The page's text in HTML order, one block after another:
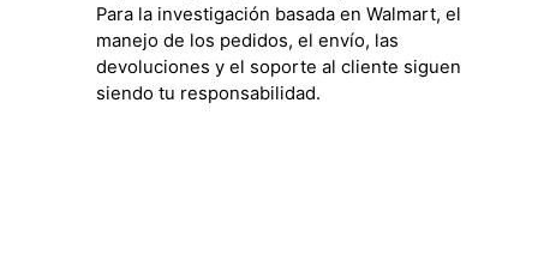
Para la investigación basada en Walmart, el
manejo de los pedidos, el envío, las
devoluciones y el soporte al cliente siguen
siendo tu responsabilidad.